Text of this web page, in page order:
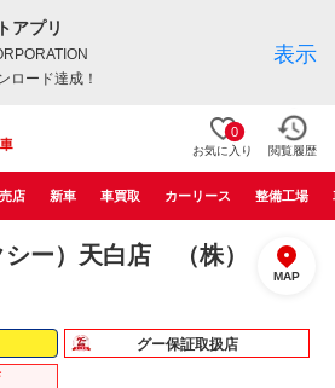
アプリ
ロード達成！
表示
0
お気に入り 閲覧履歴
店 新車 車買取 カーリース 整備工場
シー）天白店 （株）
MAP
グー保証取扱店